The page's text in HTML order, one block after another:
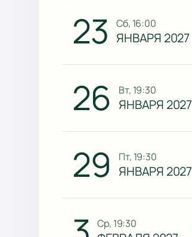
23 сб, 16:00
ЯНВАРЯ 2027
26 вт, 19:30
ЯНВАРЯ 2027
29 пт, 19:30
ЯНВАРЯ 2027
ср, 19:30